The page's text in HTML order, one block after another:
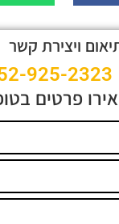
ויצירת קשר
925-2323
פרטים